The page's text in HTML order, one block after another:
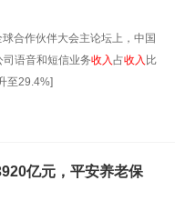
合作伙伴大会主论坛上，中国
语音和短信业务收入占收入 比
至29.4%]
亿元，平安养老保